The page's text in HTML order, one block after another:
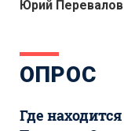
Юрий Перевалов
ОПРОС
Где